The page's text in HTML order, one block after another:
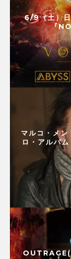
6/9（土）日
『
マルコ・メ
ロ・アルバ
OUTRAGE(